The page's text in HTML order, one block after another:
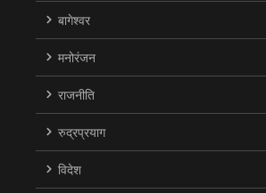
बागेश्वर
मनोरंजन
राजनीति
रुद्रप्रयाग
विदेश